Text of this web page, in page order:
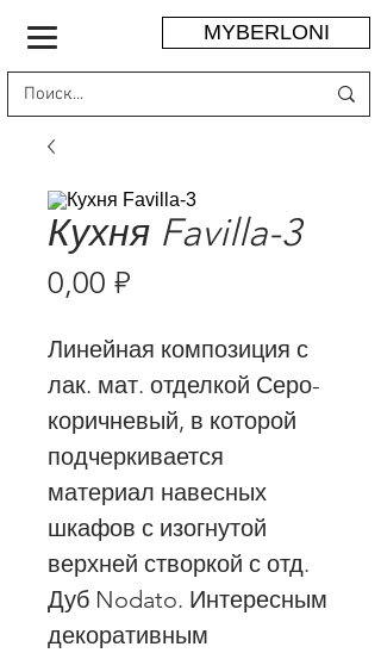
MYBERLONI
Кухня Favilla-3
0,00 ₽
Линейная композиция с
лак. мат. отделкой Серо-
коричневый, в которой
подчеркивается
материал навесных
шкафов с изогнутой
верхней створкой с отд.
Дуб Nodato. Интересным
декоративным